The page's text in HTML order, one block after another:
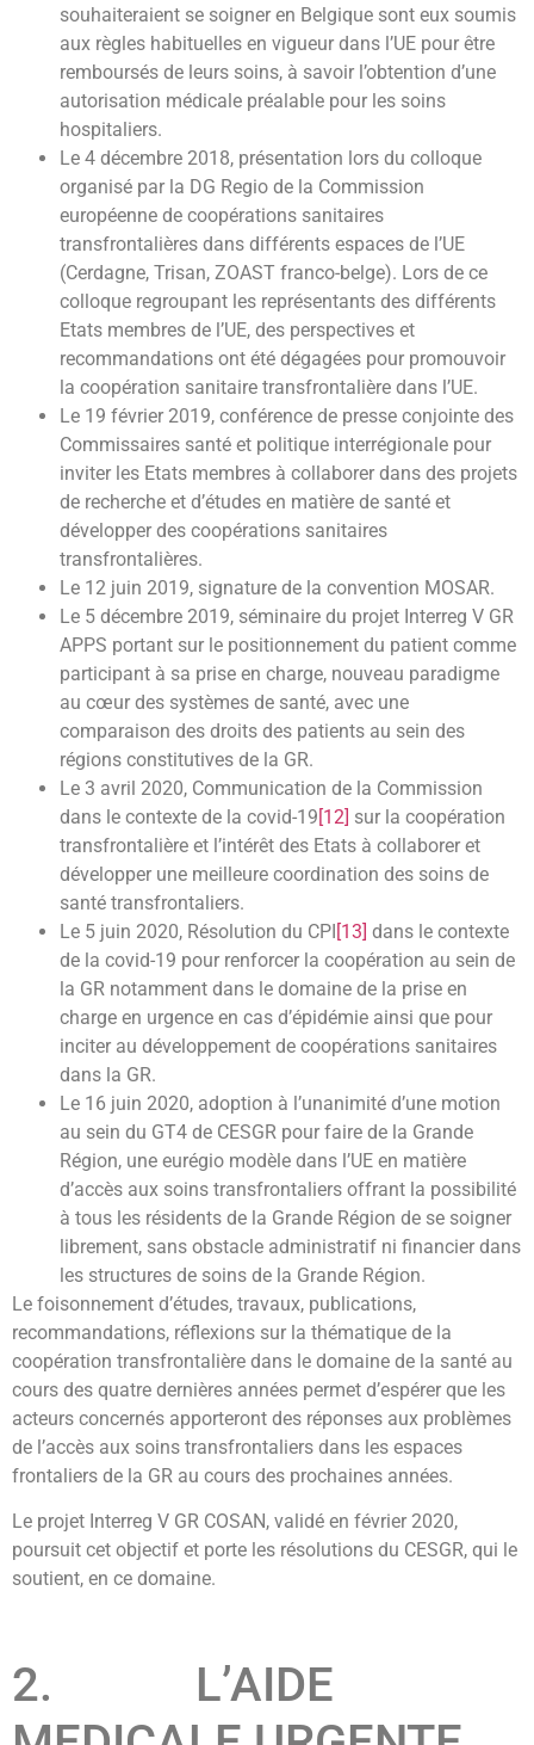
souhaiteraient se soigner en Belgique sont eux soumis
aux règles habituelles en vigueur dans l’UE pour être
remboursés de leurs soins, à savoir l’obtention d’une
autorisation médicale préalable pour les soins
hospitaliers.
Le 4 décembre 2018, présentation lors du colloque
organisé par la DG Regio de la Commission
européenne de coopérations sanitaires
transfrontalières dans différents espaces de l’UE
(Cerdagne, Trisan, ZOAST franco-belge). Lors de ce
colloque regroupant les représentants des différents
Etats membres de l’UE, des perspectives et
recommandations ont été dégagées pour promouvoir
la coopération sanitaire transfrontalière dans l’UE.
Le 19 février 2019, conférence de presse conjointe des
Commissaires santé et politique interrégionale pour
inviter les Etats membres à collaborer dans des projets
de recherche et d’études en matière de santé et
développer des coopérations sanitaires
transfrontalières.
Le 12 juin 2019, signature de la convention MOSAR.
Le 5 décembre 2019, séminaire du projet Interreg V GR
APPS portant sur le positionnement du patient comme
participant à sa prise en charge, nouveau paradigme
au cœur des systèmes de santé, avec une
comparaison des droits des patients au sein des
régions constitutives de la GR.
Le 3 avril 2020, Communication de la Commission
dans le contexte de la covid-19[12] sur la coopération
transfrontalière et l’intérêt des Etats à collaborer et
développer une meilleure coordination des soins de
santé transfrontaliers.
Le 5 juin 2020, Résolution du CPI[13] dans le contexte
de la covid-19 pour renforcer la coopération au sein de
la GR notamment dans le domaine de la prise en
charge en urgence en cas d’épidémie ainsi que pour
inciter au développement de coopérations sanitaires
dans la GR.
Le 16 juin 2020, adoption à l’unanimité d’une motion
au sein du GT4 de CESGR pour faire de la Grande
Région, une eurégio modèle dans l’UE en matière
d’accès aux soins transfrontaliers offrant la possibilité
à tous les résidents de la Grande Région de se soigner
librement, sans obstacle administratif ni financier dans
les structures de soins de la Grande Région.
Le foisonnement d’études, travaux, publications,
recommandations, réflexions sur la thématique de la
coopération transfrontalière dans le domaine de la santé au
cours des quatre dernières années permet d’espérer que les
acteurs concernés apporteront des réponses aux problèmes
de l’accès aux soins transfrontaliers dans les espaces
frontaliers de la GR au cours des prochaines années.
Le projet Interreg V GR COSAN, validé en février 2020,
poursuit cet objectif et porte les résolutions du CESGR, qui le
soutient, en ce domaine.
2. L’AIDE